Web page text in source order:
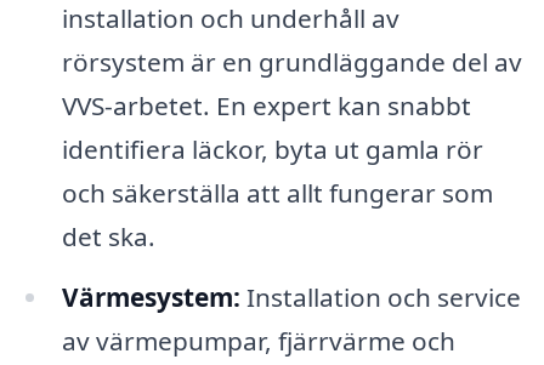
installation och underhåll av
rörsystem är en grundläggande del av
VVS-arbetet. En expert kan snabbt
identifiera läckor, byta ut gamla rör
och säkerställa att allt fungerar som
det ska.
Värmesystem: Installation och service
av värmepumpar, fjärrvärme och